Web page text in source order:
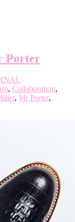
Porter
, Collaboration,
, Mr Porter,